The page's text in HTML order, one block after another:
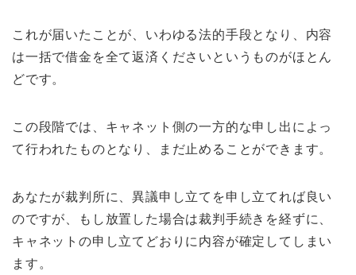
これが届いたことが、いわゆる法的手段となり、内容
は一括で借金を全て返済くださいというものがほとん
どです。
この段階では、キャネット側の一方的な申し出によっ
て行われたものとなり、まだ止めることができます。
あなたが裁判所に、異議申し立てを申し立てれば良い
のですが、もし放置した場合は裁判手続きを経ずに、
キャネットの申し立てどおりに内容が確定してしまい
ます。